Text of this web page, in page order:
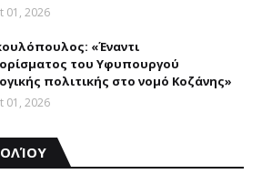
01, 2026
«Έναντι
του Υφυπουργού
πολιτικής στο νομό Κοζάνης»
01, 2026